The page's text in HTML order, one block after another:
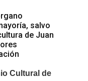
salvo
de Juan
Cultural de